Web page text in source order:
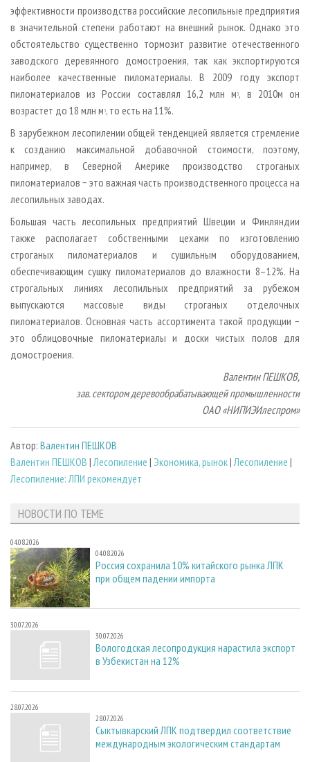
эффективности производства российские лесопильные предприятия
в значительной степени работают на внешний рынок. Однако это
обстоятельство существенно тормозит развитие отечественного
заводского деревянного домостроения, так как экспортируются
наиболее качественные пиломатериалы. В 2009 году экспорт
пиломатериалов из России составлял 16,2 млн м 3, в 2010­м он
возрастет до 18 млн м 3, то есть на 11%.
В зарубежном лесопилении общей тенденцией является стремление
к созданию максимальной добавочной стоимости, поэтому,
например, в Северной Америке производство строганых
пиломатериалов − это важная часть производственного процесса на
лесопильных заводах.
Большая часть лесопильных предприятий Швеции и Финляндии
также располагает собственными цехами по изготовлению
строганых пиломатериалов и сушильным оборудованием,
обеспечивающим сушку пиломатериалов до влажности 8–12%. На
строгальных линиях лесопильных предприятий за рубежом
выпускаются массовые виды строганых отделочных
пиломатериалов. Основная часть ассортимента такой продукции −
это облицовочные пиломатериалы и доски чистых полов для
домостроения.
Валентин ПЕШКОВ,
зав. сектором деревообрабатывающей промышленности
ОАО «НИПИЭИлеспром»
Автор: Валентин ПЕШКОВ
Валентин ПЕШКОВ | Лесопиление | Экономика, рынок| Лесопиление |
Лесопиление: ЛПИ рекомендует
НОВОСТИ ПО ТЕМЕ
04.08.2026
04.08.2026
Россия сохранила 10% китайского рынка ЛПК
при общем падении импорта
30.07.2026
30.07.2026
Вологодская лесопродукция нарастила экспорт
в Узбекистан на 12%
28.07.2026
28.07.2026
Сыктывкарский ЛПК подтвердил соответствие
международным экологическим стандартам